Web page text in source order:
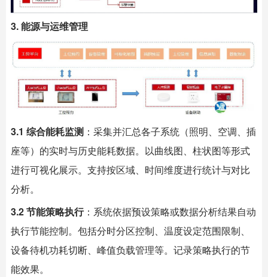
3. 能源与运维管理
3.1 综合能耗监测 ：采集并汇总各子系统（照明、空调、插
座等）的实时与历史能耗数据。以曲线图、柱状图等形式
进行可视化展示。支持按区域、时间维度进行统计与对比
分析。
3.2 节能策略执行：系统依据预设策略或数据分析结果自动
执行节能控制。包括分时分区控制、温度设定范围限制、
设备待机功耗切断、峰值负载管理等。记录策略执行的节
能效果。